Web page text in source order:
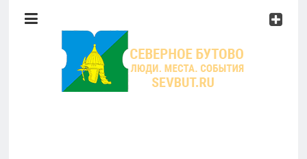
Район
Мероприятия